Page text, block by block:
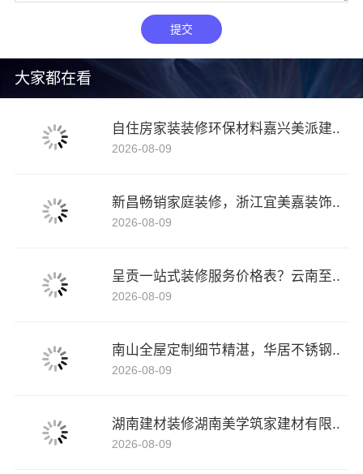
大家都在看
自住房家装装修环保材料嘉兴美派建..
2026-08-09
新昌畅销家庭装修，浙江宜美嘉装饰..
2026-08-09
呈贡一站式装修服务价格表？云南至..
2026-08-09
南山全屋定制细节精湛，华居不锈钢..
2026-08-09
湖南建材装修湖南美学筑家建材有限..
2026-08-09
提交